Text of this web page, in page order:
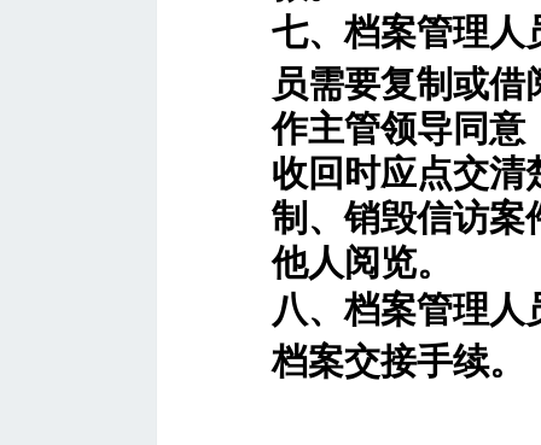
七、档案管理人
员需要复制或
作主管领导同意
收回时应点交清
制、销毁信访案
他人阅览。
八、档案管理人
档案交接手续。